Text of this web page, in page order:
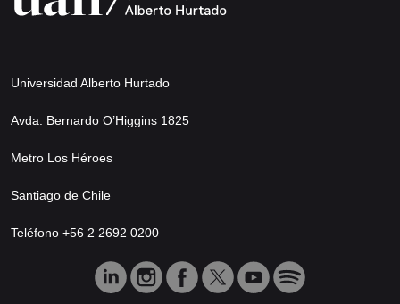
Universidad Alberto Hurtado
Avda. Bernardo O’Higgins 1825
Metro Los Héroes
Santiago de Chile
Teléfono +56 2 2692 0200